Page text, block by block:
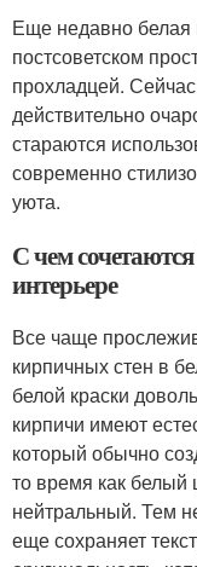
Еще недавно белая
постсоветском
прохладцей.
действительно
стараются
современно
уюта.
С чем
интерьере
Все чаще
кирпичных стен в
белой краски
кирпичи имеют
который обычно
то время как белый
нейтральный. Тем
еще сохраняет